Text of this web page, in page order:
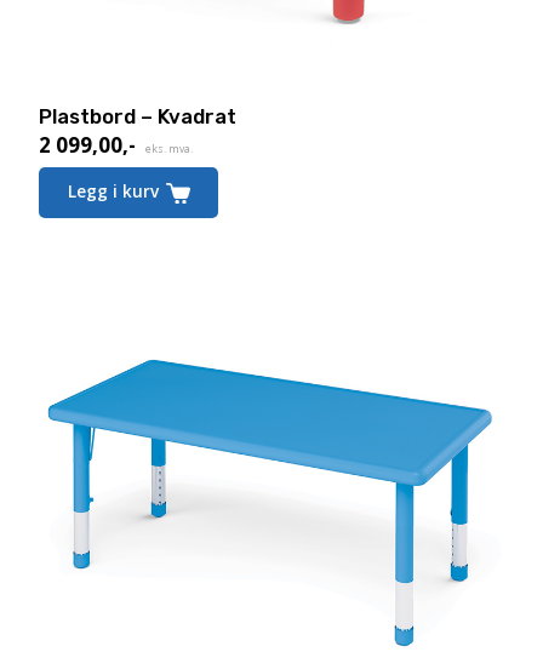
Plastbord – Kvadrat
2 099,00,- eks. mva.
Legg i kurv